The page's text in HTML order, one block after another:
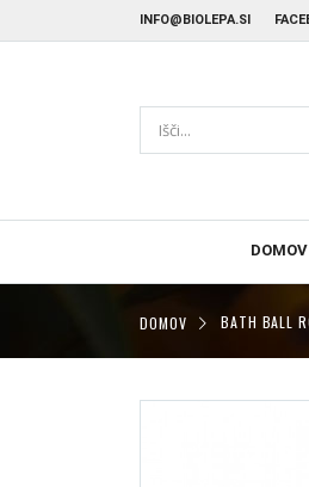
INFO@BIOLEPA.SI
DOMOV
DOMOV BATH BALL